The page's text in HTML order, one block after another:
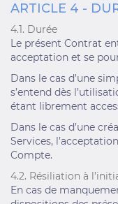
ARTICLE 4 -
4.1. Durée
Le présent Contrat
acceptation et se
Dans le cas d’une
s’entend dès
étant librement
Dans le cas d’une
Services,
Compte.
4.2. Résiliation à
En cas de